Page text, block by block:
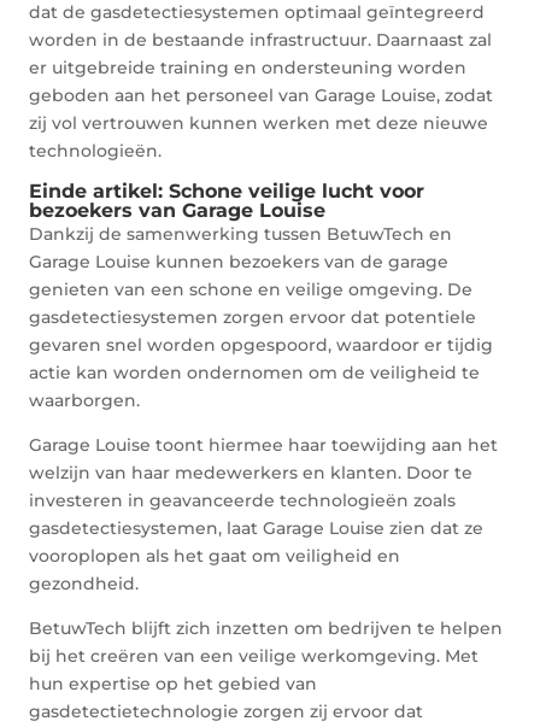
dat de gasdetectiesystemen optimaal geïntegreerd
worden in de bestaande infrastructuur. Daarnaast zal
er uitgebreide training en ondersteuning worden
geboden aan het personeel van Garage Louise, zodat
zij vol vertrouwen kunnen werken met deze nieuwe
technologieën.
Einde artikel: Schone veilige lucht voor
bezoekers van Garage Louise
Dankzij de samenwerking tussen BetuwTech en
Garage Louise kunnen bezoekers van de garage
genieten van een schone en veilige omgeving. De
gasdetectiesystemen zorgen ervoor dat potentiele
gevaren snel worden opgespoord, waardoor er tijdig
actie kan worden ondernomen om de veiligheid te
waarborgen.
Garage Louise toont hiermee haar toewijding aan het
welzijn van haar medewerkers en klanten. Door te
investeren in geavanceerde technologieën zoals
gasdetectiesystemen, laat Garage Louise zien dat ze
vooroplopen als het gaat om veiligheid en
gezondheid.
BetuwTech blijft zich inzetten om bedrijven te helpen
bij het creëren van een veilige werkomgeving. Met
hun expertise op het gebied van
gasdetectietechnologie zorgen zij ervoor dat